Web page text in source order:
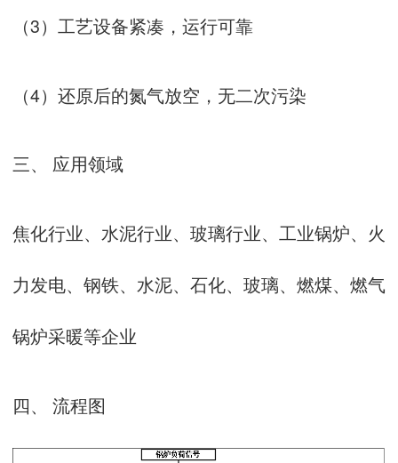
（3）工艺设备紧凑，运行可靠
（4）还原后的氮气放空，无二次污染
三、 应用领域
焦化行业、水泥行业、玻璃行业、工业锅炉、火
力发电、钢铁、水泥、石化、玻璃、燃煤、燃气
锅炉采暖等企业
四、 流程图